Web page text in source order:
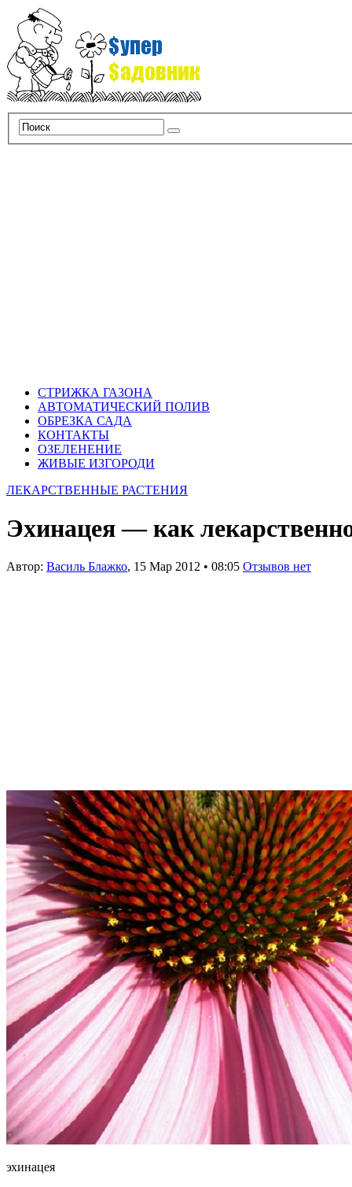
СТРИЖКА ГАЗОНА
АВТОМАТИЧЕСКИЙ ПОЛИВ
ОБРЕЗКА САДА
КОНТАКТЫ
ОЗЕЛЕНЕНИЕ
ЖИВЫЕ ИЗГОРОДИ
ЛЕКАРСТВЕННЫЕ РАСТЕНИЯ
Эхинацея — как
Автор: Василь Блажко, 15 Мар 2012 • 08:05 Отзывов нет
эхинацея